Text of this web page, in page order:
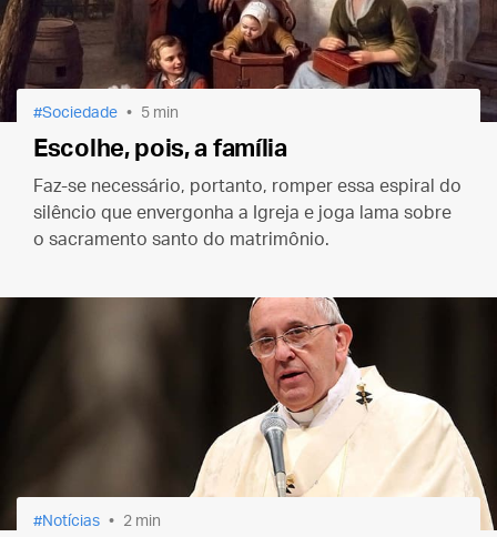
Sociedade 5 min
Escolhe, pois, a família
Faz-se necessário, portanto, romper essa espiral do
silêncio que envergonha a Igreja e joga lama sobre
o sacramento santo do matrimônio.
Notícias 2 min